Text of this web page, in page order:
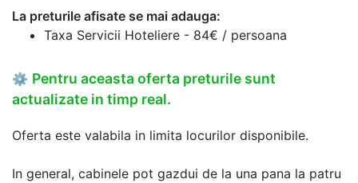
La preturile afisate se mai adauga:
Taxa Servicii Hoteliere - 84€ / persoana
⚙ Pentru aceasta oferta preturile sunt
actualizate in timp real.
Oferta este valabila in limita locurilor disponibile.
In general, cabinele pot gazdui de la una pana la patru